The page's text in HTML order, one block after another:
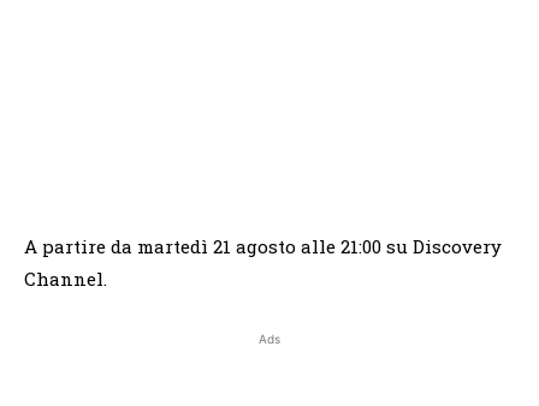
A partire da martedì 21 agosto alle 21:00 su Discovery
Channel.
Ads